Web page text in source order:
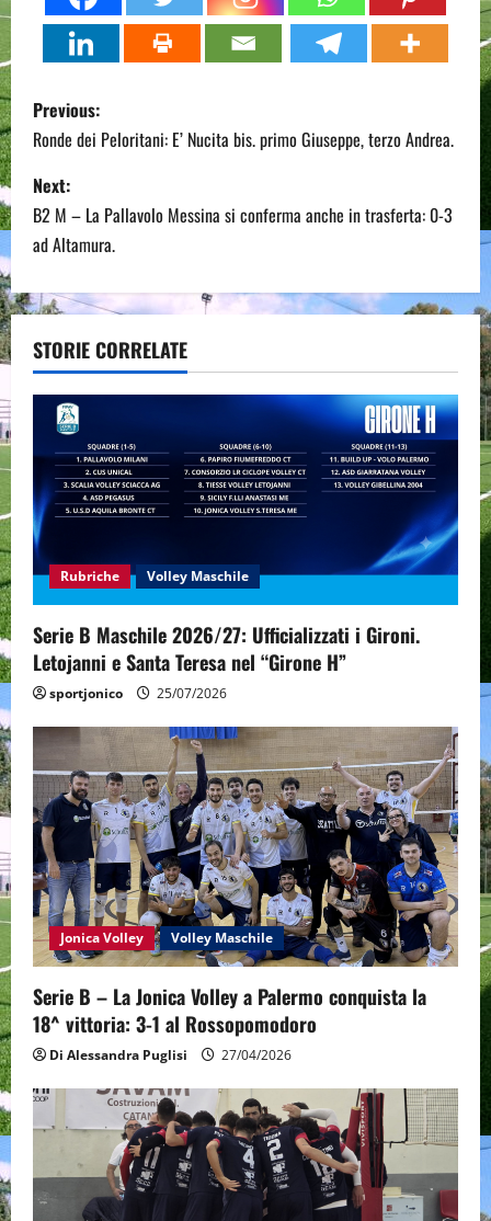
P
o
s
t
n
a
v
g
a
t
i
o
n
Previous:
Ronde dei Peloritani: E’ Nucita bis. primo Giuseppe, terzo Andrea.
Next:
B2 M – La Pallavolo Messina si conferma anche in trasferta: 0-3
ad Altamura.
STORIE CORRELATE
Rubriche Volley Maschile
Serie B Maschile 2026/27: Ufficializzati i Gironi.
Letojanni e Santa Teresa nel “Girone H”
sportjonico 25/07/2026
Jonica Volley Volley Maschile
Serie B – La Jonica Volley a Palermo conquista la
18^ vittoria: 3-1 al Rossopomodoro
Di Alessandra Puglisi 27/04/2026